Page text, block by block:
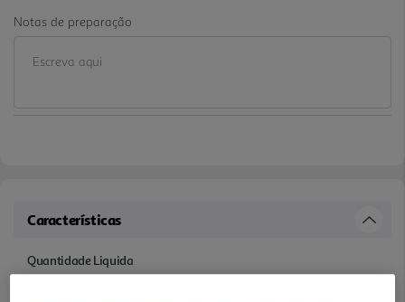
Notas de preparação
Características
Quantidade Liquida